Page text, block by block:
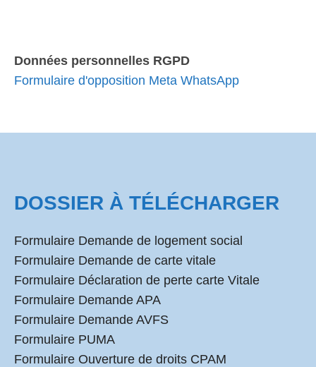
Données personnelles RGPD
Formulaire d'opposition Meta WhatsApp
DOSSIER À TÉLÉCHARGER
Formulaire Demande de logement social
Formulaire Demande de carte vitale
Formulaire Déclaration de perte carte Vitale
Formulaire Demande APA
Formulaire Demande AVFS
Formulaire PUMA
Formulaire Ouverture de droits CPAM